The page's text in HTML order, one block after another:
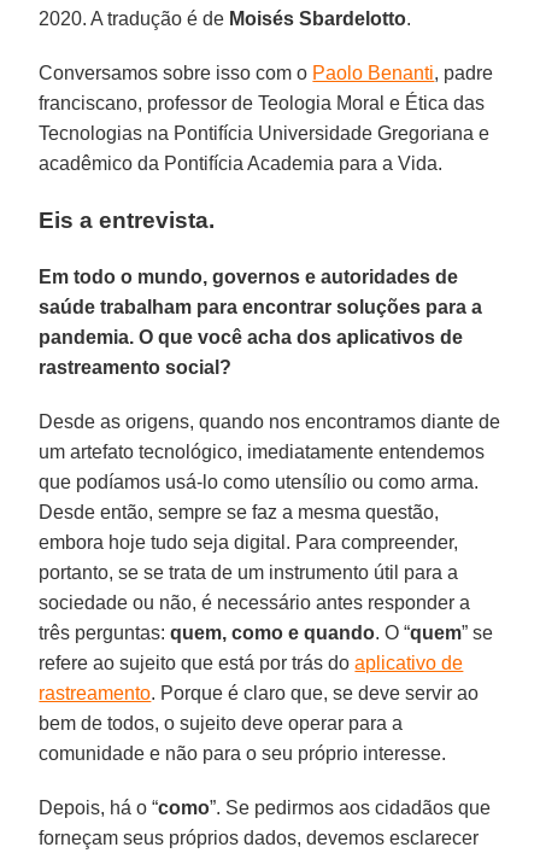
2020. A tradução é de Moisés Sbardelotto.
Conversamos sobre isso com o Paolo Benanti, padre
franciscano, professor de Teologia Moral e Ética das
Tecnologias na Pontifícia Universidade Gregoriana e
acadêmico da Pontifícia Academia para a Vida.
Eis a entrevista.
Em todo o mundo, governos e autoridades de
saúde trabalham para encontrar soluções para a
pandemia. O que você acha dos aplicativos de
rastreamento social?
Desde as origens, quando nos encontramos diante de
um artefato tecnológico, imediatamente entendemos
que podíamos usá-lo como utensílio ou como arma.
Desde então, sempre se faz a mesma questão,
embora hoje tudo seja digital. Para compreender,
portanto, se se trata de um instrumento útil para a
sociedade ou não, é necessário antes responder a
três perguntas:quem, como e quando. O “quem” se
refere ao sujeito que está por trás do aplicativo de
rastreamento. Porque é claro que, se deve servir ao
bem de todos, o sujeito deve operar para a
comunidade e não para o seu próprio interesse.
Depois, há o “como”. Se pedirmos aos cidadãos que
forneçam seus próprios dados, devemos esclarecer